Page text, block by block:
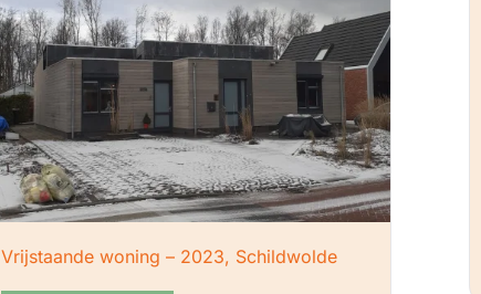
Vrijstaande woning – 2023, Schildwolde